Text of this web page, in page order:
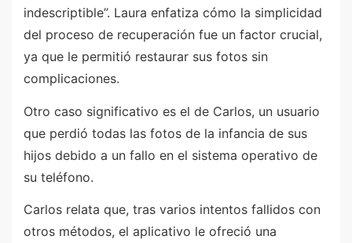
indescriptible”. Laura enfatiza cómo la simplicidad
del proceso de recuperación fue un factor crucial,
ya que le permitió restaurar sus fotos sin
complicaciones.
Otro caso significativo es el de Carlos, un usuario
que perdió todas las fotos de la infancia de sus
hijos debido a un fallo en el sistema operativo de
su teléfono.
Carlos relata que, tras varios intentos fallidos con
otros métodos, el aplicativo le ofreció una